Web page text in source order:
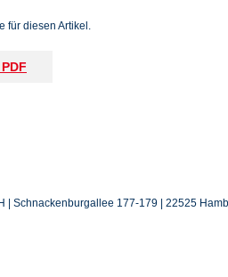
für diesen Artikel.
| Schnackenburgallee 177-179 | 22525